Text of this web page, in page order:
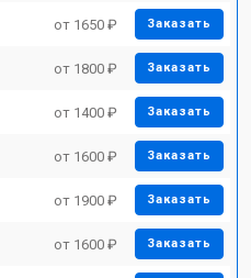
от 1650 ₽ Заказать
от 1800 ₽ Заказать
от 1400 ₽ Заказать
от 1600 ₽ Заказать
от 1900 ₽ Заказать
от 1600 ₽ Заказать